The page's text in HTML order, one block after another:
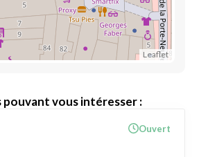
Leaflet
vous intéresser :
Ouvert